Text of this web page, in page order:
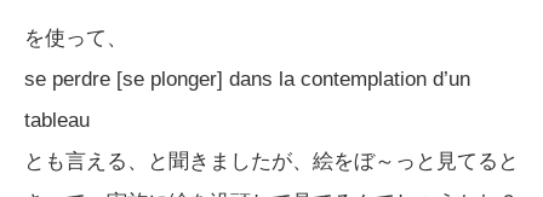
を使って、
se perdre [se plonger] dans la contemplation d’un
tableau
とも言える、と聞きましたが、絵をぼ～っと見てると